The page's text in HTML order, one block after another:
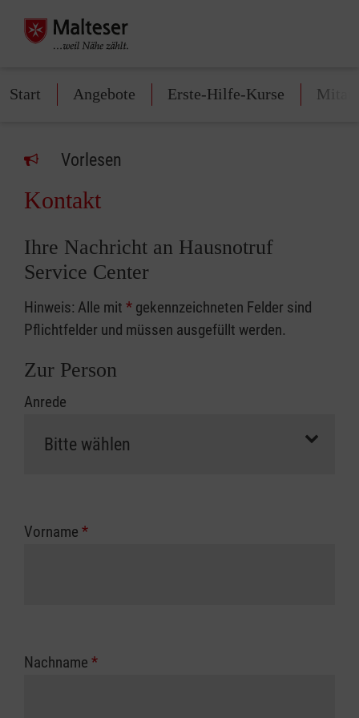
Start Angebote Erste-Hilfe-Kurse
Vorlesen
Kontakt
Ihre Nachricht an Hausnotruf
Service Center
Hinweis: Alle mit * gekennzeichneten Felder sind
Pflichtfelder und müssen ausgefüllt werden.
Zur Person
Anrede
Vorname *
Nachname *